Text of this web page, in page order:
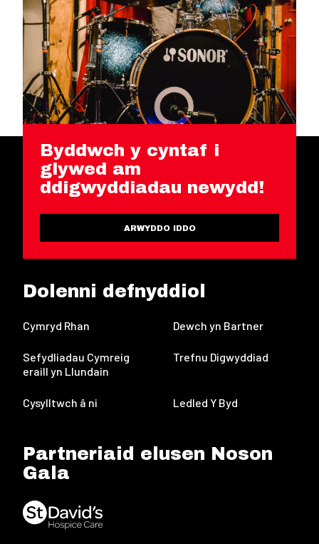
Byddwch y cyntaf i
glywed am
ddigwyddiadau newydd!
ARWYDDO IDDO
Dolenni defnyddiol
Cymryd Rhan Dewch yn Bartner
Sefydliadau Cymreig
eraill yn Llundain
Trefnu Digwyddiad
Cysylltwch â ni Ledled Y Byd
Partneriaid elusen Noson
Gala